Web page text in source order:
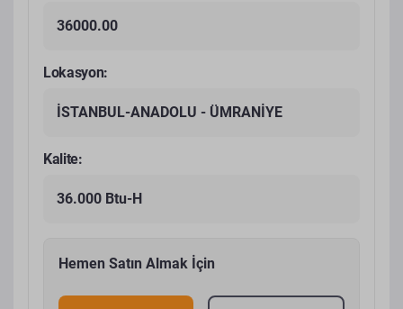
36000.00
Lokasyon:
İSTANBUL-ANADOLU - ÜMRANİYE
Kalite:
36.000 Btu-H
Hemen Satın Almak İçin